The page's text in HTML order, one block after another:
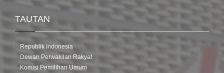
TAUTAN
Republik Indonesia
Dewan Perwakilan Rakyat
Komisi Pemilihan Umum